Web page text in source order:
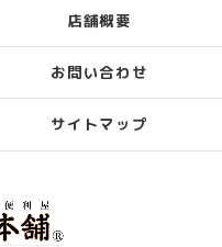
店舗概要
お問い合わせ
サイトマップ